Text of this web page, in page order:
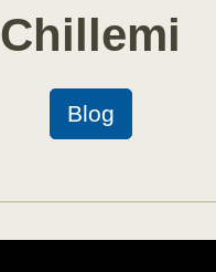
Chillemi
Blog